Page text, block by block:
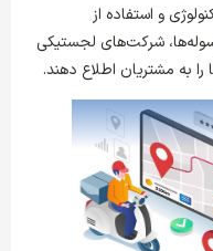
و استفاده از
شرکت‌های لجستیکی
به مشتریان اطلاع دهند.